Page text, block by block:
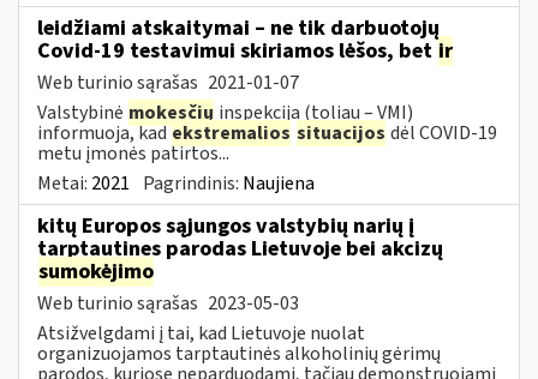
leidžiami atskaitymai – ne tik darbuotojų
Covid-19 testavimui skiriamos lėšos, bet ir
Web turinio sąrašas 2021-01-07
Valstybinė mokesčių inspekcija (toliau – VMI)
informuoja, kadekstremalios situacijos dėl COVID-19
metu įmonės patirtos...
Metai: 2021 Pagrindinis: Naujiena
kitų Europos sąjungos valstybių narių į
tarptautines parodas Lietuvoje bei akcizų
sumokėjimo
Web turinio sąrašas 2023-05-03
Atsižvelgdami į tai, kad Lietuvoje nuolat
organizuojamos tarptautinės alkoholinių gėrimų
parodos, kuriose neparduodami, tačiau demonstruojami